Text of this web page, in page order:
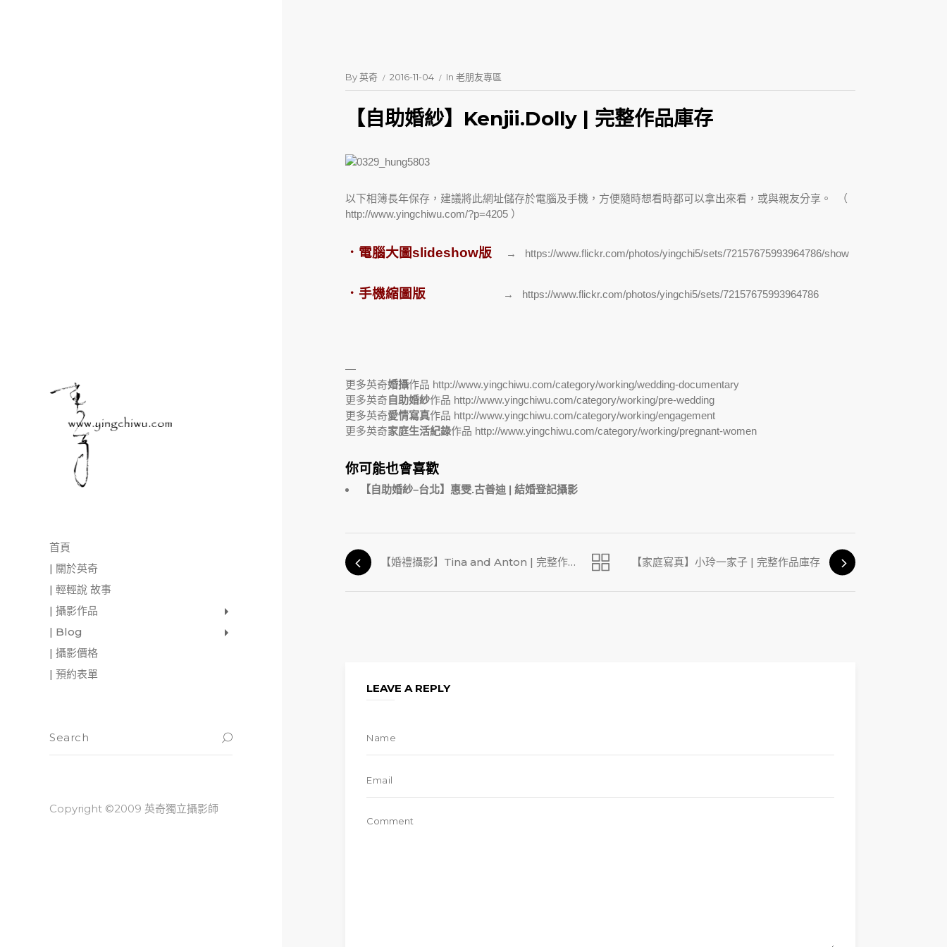
首頁
| 關於英奇
| 輕輕說 故事
| 攝影作品
| Blog
| 攝影價格
| 預約表單
Copyright ©2009 英奇獨立攝影師
By英奇 2016-11-04 In 老朋友專區
【自助婚紗】Kenjii.Dolly | 完整作品庫存
以下相簿長年保存，建議將此網址儲存於電腦及手機，方便隨時想看時都可以拿出來看，或與親友分享。 （
http://www.yingchiwu.com/?p=4205 ）
．電腦大圖slideshow版 → https://www.flickr.com/photos/yingchi5/sets/72157675993964786/show
．手機縮圖版 → https://www.flickr.com/photos/yingchi5/sets/72157675993964786
—
更多英奇婚攝作品 http://www.yingchiwu.com/category/working/wedding-documentary
更多英奇自助婚紗作品 http://www.yingchiwu.com/category/working/pre-wedding
更多英奇愛情寫真作品 http://www.yingchiwu.com/category/working/engagement
更多英奇家庭生活紀錄作品 http://www.yingchiwu.com/category/working/pregnant-women
你可能也會喜歡
【自助婚紗–台北】惠雯.古善迪 | 結婚登記攝影
【婚禮攝影】Tina and Anton | 完整作品庫存 【家庭寫真】小玲一家子 | 完整作品庫存
LEAVE A REPLY